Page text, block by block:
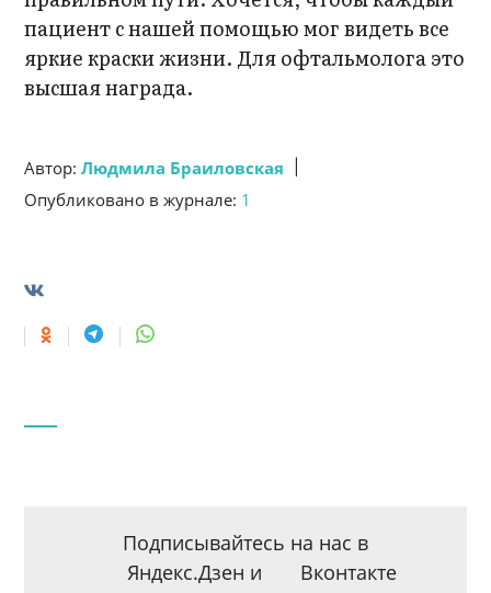
пациент с нашей помощью мог видеть все
яркие краски жизни. Для офтальмолога это
высшая награда.
Автор:Людмила Браиловская |
Опубликовано в журнале: 1
Подписывайтесь на нас в
Яндекс.Дзен и Вконтакте